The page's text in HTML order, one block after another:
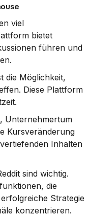
viel
bietet
führen und
die Möglichkeit,
Diese Plattform
Unternehmertum
Kursveränderung
Inhalten
sind wichtig.
die
Strategie
konzentrieren.